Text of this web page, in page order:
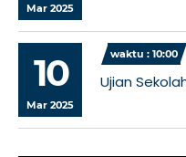
Mar 2025
10
Mar 2025
waktu : 10:00
Ujian